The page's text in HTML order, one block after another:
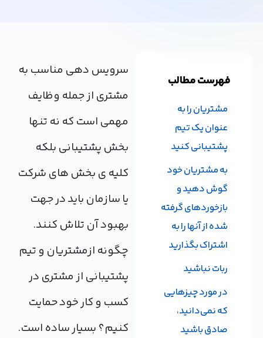
سرویس دهی مناسب به
مشتری از جمله وظایف
مهمی است که نه تنها
بخش پشتیبانی بلکه
کلیه ی بخش های شرکت
یا سازمان باید در جهت
بهبود آن تلاش کنند.
چگونه ازمشتریان و تیم
پشتیبانی از مشتری در
کسب و کار خود حمایت
کنیم؟ بسیار ساده است.
فهرست مطالب
مشتریان را به
عنوان یک تیم
پشتیبانی کنید
به مشتریان خود
گوش دهید و
بازخوردهای گرفته
شده از آنها را به
اشتراک بگذارید
ربات نباشید
در مورد چیزهایی
که نمی‌دانید،
صادق باشید